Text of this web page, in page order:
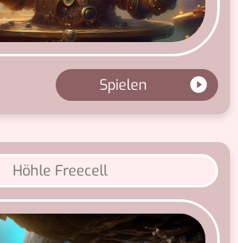
Spielen
Höhle Freecell